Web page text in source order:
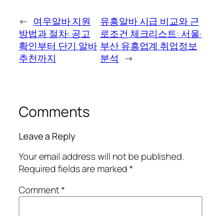
← 여우알바 지원
방법과 절차: 공고
확인부터 단기 알바
추천까지
유흥알바 시급 비교와 근
로조건 체크리스트: 서울·
부산 유흥업계 취업정보
분석
→
Comments
Leave a Reply
Your email address will not be published.
Required fields are marked*
Comment*